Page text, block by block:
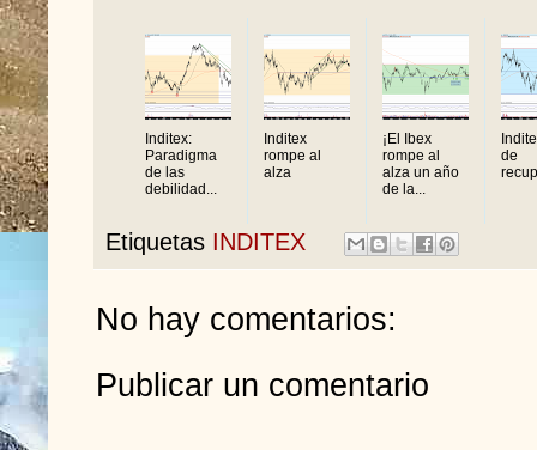
Inditex:
Paradigma
de las
debilidad...
Inditex
rompe al
alza
¡El Ibex
rompe al
alza un año
de la...
de
Etiquetas INDITEX
No hay comentarios:
Publicar un comentario